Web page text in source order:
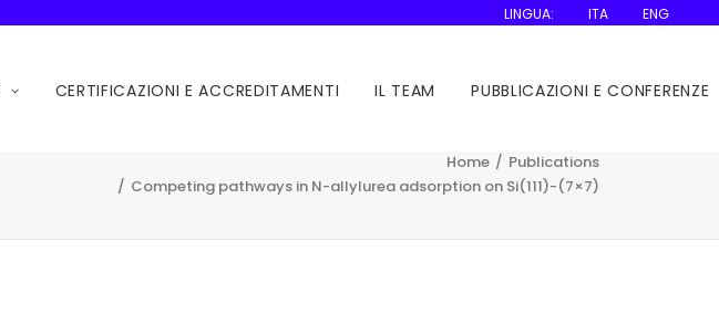
LINGUA: ITA ENG
CERTIFICAZIONI E ACCREDITAMENTI IL TEAM PUBBLICAZIONI E CONFERENZE
Home
Publications
Competing pathways in N-allylurea adsorption on Si(111)-(7×7)